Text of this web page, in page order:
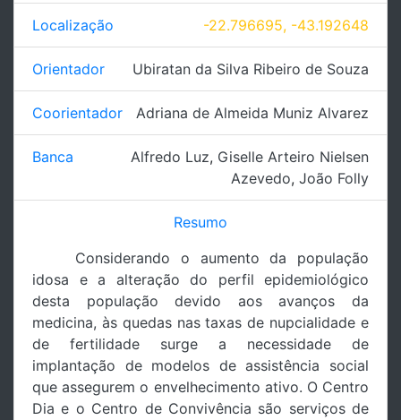
Localização -22.796695, -43.192648
Orientador Ubiratan da Silva Ribeiro de Souza
Coorientador Adriana de Almeida Muniz Alvarez
Banca Alfredo Luz, Giselle Arteiro Nielsen
Azevedo, João Folly
Resumo
Considerando o aumento da população
idosa e a alteração do perfil epidemiológico
desta população devido aos avanços da
medicina, às quedas nas taxas de nupcialidade e
de fertilidade surge a necessidade de
implantação de modelos de assistência social
que assegurem o envelhecimento ativo. O Centro
Dia e o Centro de Convivência são serviços de